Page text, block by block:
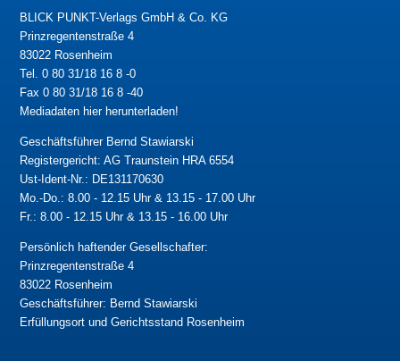
BLICK PUNKT-Verlags GmbH & Co. KG
Prinzregentenstraße 4
83022 Rosenheim
Tel. 0 80 31/18 16 8 -0
Fax 0 80 31/18 16 8 -40
Mediadaten hier herunterladen!
Geschäftsführer Bernd Stawiarski
Registergericht: AG Traunstein HRA 6554
Ust-Ident-Nr.: DE131170630
Mo.-Do.: 8.00 - 12.15 Uhr & 13.15 - 17.00 Uhr
Fr.: 8.00 - 12.15 Uhr & 13.15 - 16.00 Uhr
Persönlich haftender Gesellschafter:
Prinzregentenstraße 4
83022 Rosenheim
Geschäftsführer: Bernd Stawiarski
Erfüllungsort und Gerichtsstand Rosenheim